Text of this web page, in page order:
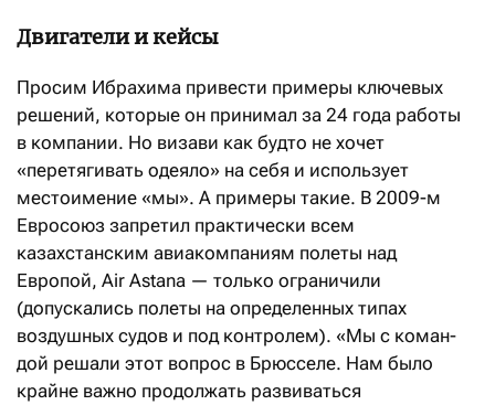
Двигатели и кейсы
Просим Ибрахима привести примеры ключевых
решений, которые он принимал за 24 года работы
в компании. Но визави как будто не хочет
«перетягивать одеяло» на себя и использует
местоимение «мы». А примеры такие. В 2009-м
Евросоюз запретил практически всем
казахстанским авиакомпаниям полеты над
Европой, Air Astana — только ограничили
(допускались полеты на определенных типах
воздушных судов и под контролем). «Мы с коман­
дой решали этот вопрос в Брюсселе. Нам было
крайне важно продолжать развиваться